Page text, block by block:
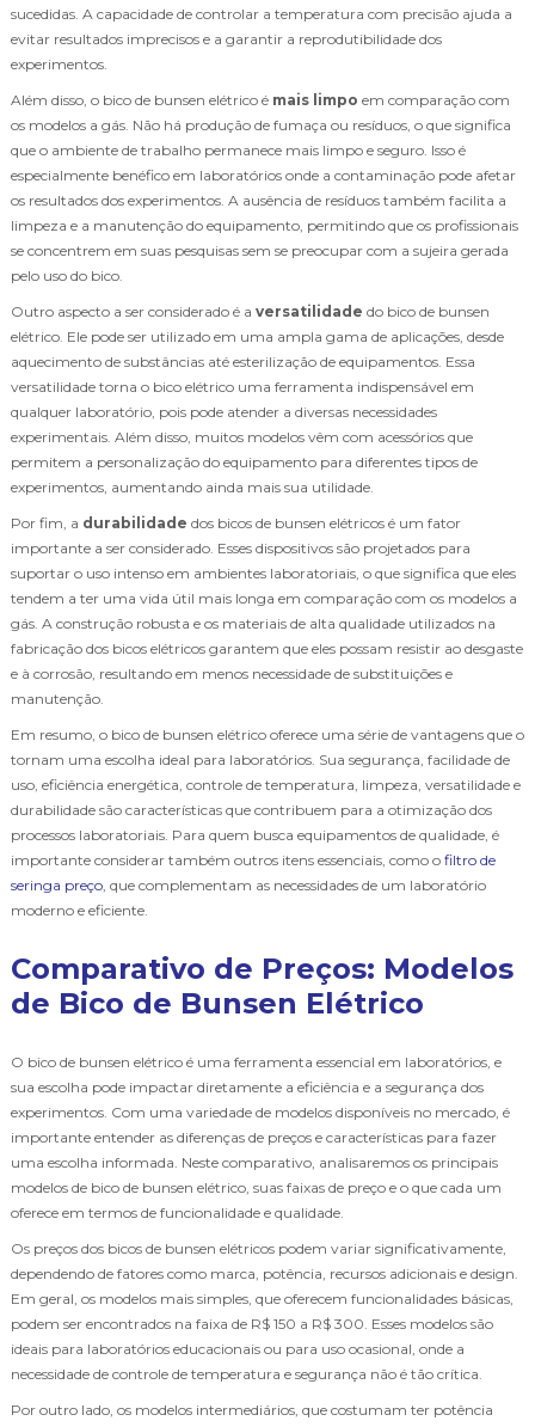
sucedidas. A capacidade de controlar a temperatura com precisão ajuda a
evitar resultados imprecisos e a garantir a reprodutibilidade dos
experimentos.
Além disso, o bico de bunsen elétrico é mais limpo em comparação com
os modelos a gás. Não há produção de fumaça ou resíduos, o que significa
que o ambiente de trabalho permanece mais limpo e seguro. Isso é
especialmente benéfico em laboratórios onde a contaminação pode afetar
os resultados dos experimentos. A ausência de resíduos também facilita a
limpeza e a manutenção do equipamento, permitindo que os profissionais
se concentrem em suas pesquisas sem se preocupar com a sujeira gerada
pelo uso do bico.
Outro aspecto a ser considerado é a versatilidade do bico de bunsen
elétrico. Ele pode ser utilizado em uma ampla gama de aplicações, desde
aquecimento de substâncias até esterilização de equipamentos. Essa
versatilidade torna o bico elétrico uma ferramenta indispensável em
qualquer laboratório, pois pode atender a diversas necessidades
experimentais. Além disso, muitos modelos vêm com acessórios que
permitem a personalização do equipamento para diferentes tipos de
experimentos, aumentando ainda mais sua utilidade.
Por fim, a durabilidade dos bicos de bunsen elétricos é um fator
importante a ser considerado. Esses dispositivos são projetados para
suportar o uso intenso em ambientes laboratoriais, o que significa que eles
tendem a ter uma vida útil mais longa em comparação com os modelos a
gás. A construção robusta e os materiais de alta qualidade utilizados na
fabricação dos bicos elétricos garantem que eles possam resistir ao desgaste
e à corrosão, resultando em menos necessidade de substituições e
manutenção.
Em resumo, o bico de bunsen elétrico oferece uma série de vantagens que o
tornam uma escolha ideal para laboratórios. Sua segurança, facilidade de
uso, eficiência energética, controle de temperatura, limpeza, versatilidade e
durabilidade são características que contribuem para a otimização dos
processos laboratoriais. Para quem busca equipamentos de qualidade, é
importante considerar também outros itens essenciais, como o filtro de
seringa preço, que complementam as necessidades de um laboratório
moderno e eficiente.
Comparativo de Preços: Modelos
de Bico de Bunsen Elétrico
O bico de bunsen elétrico é uma ferramenta essencial em laboratórios, e
sua escolha pode impactar diretamente a eficiência e a segurança dos
experimentos. Com uma variedade de modelos disponíveis no mercado, é
importante entender as diferenças de preços e características para fazer
uma escolha informada. Neste comparativo, analisaremos os principais
modelos de bico de bunsen elétrico, suas faixas de preço e o que cada um
oferece em termos de funcionalidade e qualidade.
Os preços dos bicos de bunsen elétricos podem variar significativamente,
dependendo de fatores como marca, potência, recursos adicionais e design.
Em geral, os modelos mais simples, que oferecem funcionalidades básicas,
podem ser encontrados na faixa de R$ 150 a R$ 300. Esses modelos são
ideais para laboratórios educacionais ou para uso ocasional, onde a
necessidade de controle de temperatura e segurança não é tão crítica.
Por outro lado, os modelos intermediários, que costumam ter potência